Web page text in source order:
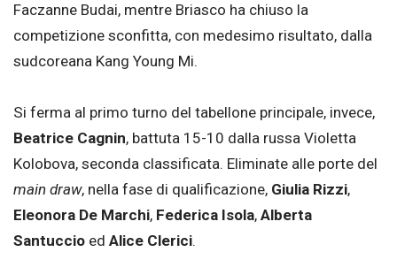
Faczanne Budai, mentre Briasco ha chiuso la
competizione sconfitta, con medesimo risultato, dalla
sudcoreana Kang Young Mi.
Si ferma al primo turno del tabellone principale, invece,
Beatrice Cagnin, battuta 15-10 dalla russa Violetta
Kolobova, seconda classificata. Eliminate alle porte del
main draw, nella fase di qualificazione, Giulia Rizzi,
Eleonora De Marchi, Federica Isola, Alberta
Santuccio ed Alice Clerici.